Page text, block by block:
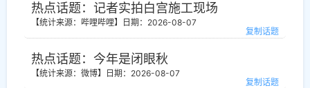
热点话题：记者实拍白宫施工现场
复制话题
【统计来源：哔哩哔哩】 日期：2026-08-07
热点话题：今年是闭眼秋
复制话题
【统计来源：微博】 日期：2026-08-07